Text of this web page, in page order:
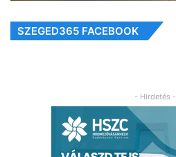
SZEGED365 FACEBOOK
- Hirdetés -